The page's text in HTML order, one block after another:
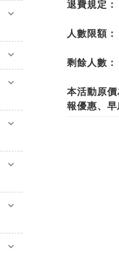
keyboard_arrow_down
keyboard_arrow_down
keyboard_arrow_down
keyboard_arrow_down
keyboard_arrow_down
keyboard_arrow_down
keyboard_arrow_down
退費規定
人數限額
剩餘人數：
本活動原
報優惠、